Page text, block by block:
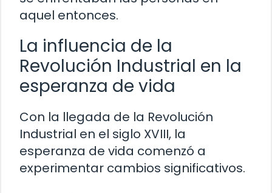
aquel entonces.
La influencia de la
Revolución Industrial en la
esperanza de vida
Con la llegada de la Revolución
Industrial en el siglo XVIII, la
esperanza de vida comenzó a
experimentar cambios significativos.